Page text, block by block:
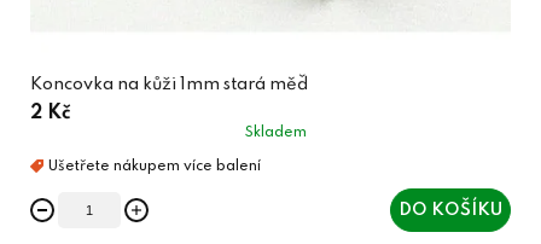
Koncovka na kůži 1mm stará měď
2 Kč
Skladem
DO KOŠÍKU